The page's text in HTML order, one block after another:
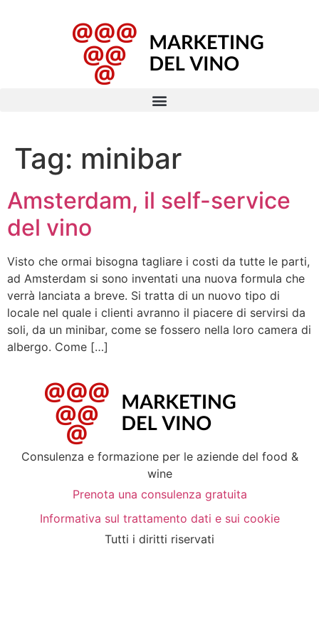
Tag: minibar
Amsterdam, il self-service
del vino
Visto che ormai bisogna tagliare i costi da tutte le parti,
ad Amsterdam si sono inventati una nuova formula che
verrà lanciata a breve. Si tratta di un nuovo tipo di
locale nel quale i clienti avranno il piacere di servirsi da
soli, da un minibar, come se fossero nella loro camera di
albergo. Come […]
Consulenza e formazione per le aziende del food &
wine
Prenota una consulenza gratuita
Informativa sul trattamento dati e sui cookie
Tutti i diritti riservati